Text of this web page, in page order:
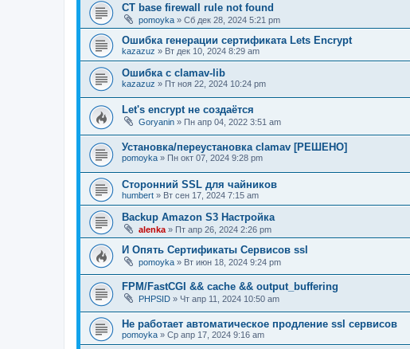
CT base firewall rule not found
pomoyka » Сб дек 28, 2024 5:21 pm
Ошибка генерации сертификата Lets Encrypt
kazazuz » Вт дек 10, 2024 8:29 am
Ошибка с clamav-lib
kazazuz » Пт ноя 22, 2024 10:24 pm
Let's encrypt не создаётся
Goryanin » Пн апр 04, 2022 3:51 am
Установка/переустановка clamav [РЕШЕНО]
pomoyka » Пн окт 07, 2024 9:28 pm
Сторонний SSL для чайников
humbert » Вт сен 17, 2024 7:15 am
Backup Amazon S3 Настройка
alenka » Пт апр 26, 2024 2:26 pm
И Опять Сертификаты Сервисов ssl
pomoyka » Вт июн 18, 2024 9:24 pm
FPM/FastCGI && cache && output_buffering
PHPSID » Чт апр 11, 2024 10:50 am
Не работает автоматическое продление ssl сервисов
pomoyka » Ср апр 17, 2024 9:16 am